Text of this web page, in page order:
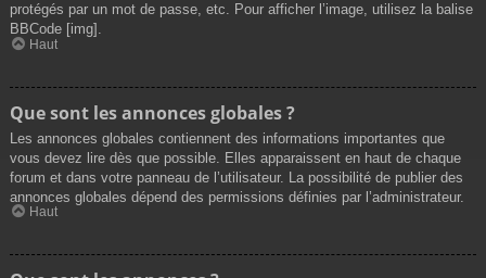
protégés par un mot de passe, etc. Pour afficher l’image, utilisez la balise
BBCode [img].
Haut
Que sont les annonces globales ?
Les annonces globales contiennent des informations importantes que
vous devez lire dès que possible. Elles apparaissent en haut de chaque
forum et dans votre panneau de l’utilisateur. La possibilité de publier des
annonces globales dépend des permissions définies par l’administrateur.
Haut